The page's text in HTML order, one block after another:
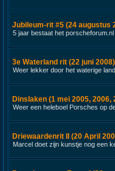
Jubileum-rit #5 (24 augustus
5 jaar bestaat het
3e Waterland rit (22 juni 2008)
Weer lekker door het waterige
Dinslaken (1 mei 2005, 2006,
Weer een heleboel Porsches op
Driewaardenrit II (20 April
Marcel doet zijn kunstje nog een